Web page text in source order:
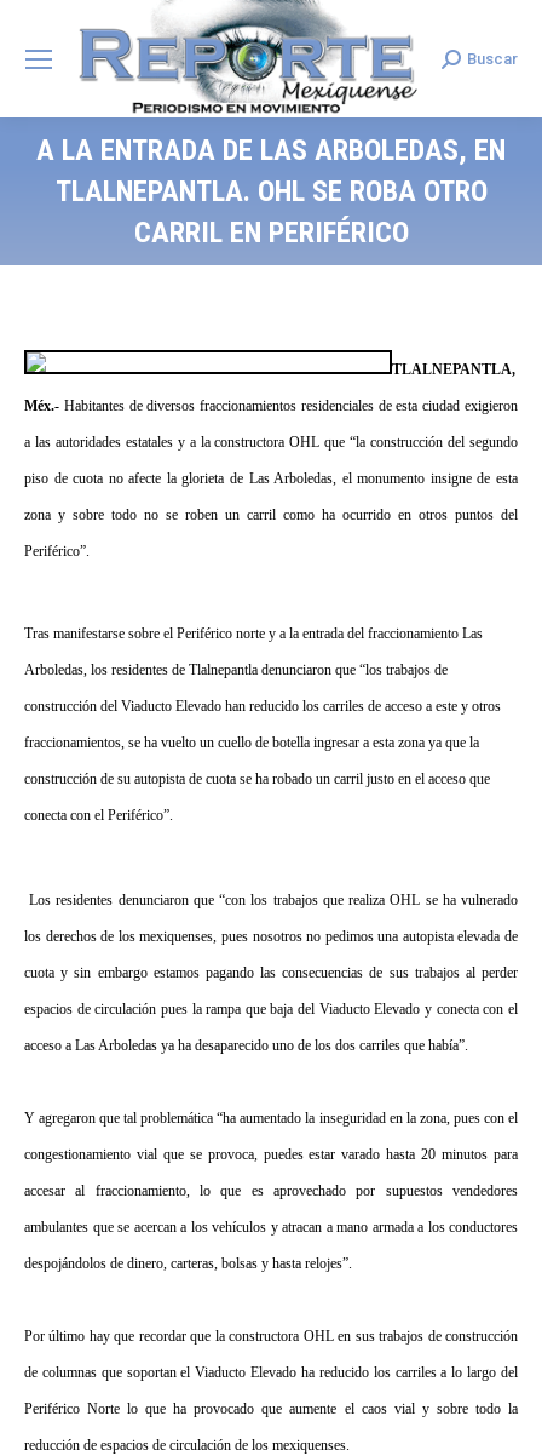
Search:
Buscar
A LA ENTRADA DE LAS ARBOLEDAS, EN
TLALNEPANTLA. OHL SE ROBA OTRO
CARRIL EN PERIFÉRICO
TLALNEPANTLA,
Méx.- Habitantes de diversos fraccionamientos residenciales de esta ciudad exigieron
a las autoridades estatales y a la constructora OHL que “la construcción del segundo
piso de cuota no afecte la glorieta de Las Arboledas, el monumento insigne de esta
zona y sobre todo no se roben un carril como ha ocurrido en otros puntos del
Periférico”.
Tras manifestarse sobre el Periférico norte y a la entrada del fraccionamiento Las
Arboledas, los residentes de Tlalnepantla denunciaron que “los trabajos de
construcción del Viaducto Elevado han reducido los carriles de acceso a este y otros
fraccionamientos, se ha vuelto un cuello de botella ingresar a esta zona ya que la
construcción de su autopista de cuota se ha robado un carril justo en el acceso que
conecta con el Periférico”.
Los residentes denunciaron que “con los trabajos que realiza OHL se ha vulnerado
los derechos de los mexiquenses, pues nosotros no pedimos una autopista elevada de
cuota y sin embargo estamos pagando las consecuencias de sus trabajos al perder
espacios de circulación pues la rampa que baja del Viaducto Elevado y conecta con el
acceso a Las Arboledas ya ha desaparecido uno de los dos carriles que había”.
Y agregaron que tal problemática “ha aumentado la inseguridad en la zona, pues con el
congestionamiento vial que se provoca, puedes estar varado hasta 20 minutos para
accesar al fraccionamiento, lo que es aprovechado por supuestos vendedores
ambulantes que se acercan a los vehículos y atracan a mano armada a los conductores
despojándolos de dinero, carteras, bolsas y hasta relojes”.
Por último hay que recordar que la constructora OHL en sus trabajos de construcción
de columnas que soportan el Viaducto Elevado ha reducido los carriles a lo largo del
Periférico Norte lo que ha provocado que aumente el caos vial y sobre todo la
reducción de espacios de circulación de los mexiquenses.